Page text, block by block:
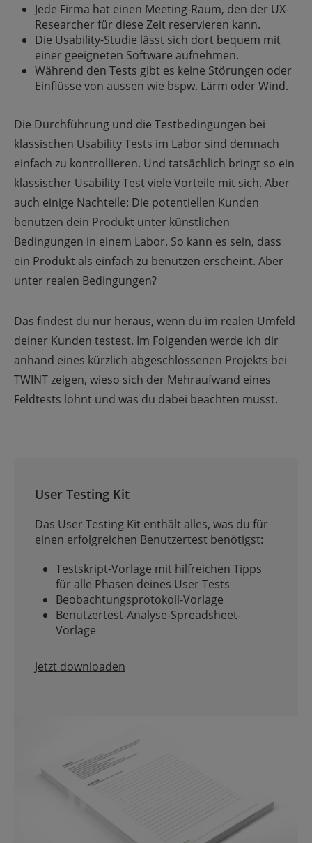
Jede Firma hat einen Meeting-Raum, den der UX-
Researcher für diese Zeit reservieren kann.
Die Usability-Studie lässt sich dort bequem mit
einer geeigneten Software aufnehmen.
Während den Tests gibt es keine Störungen oder
Einflüsse von aussen wie bspw. Lärm oder Wind.
Die Durchführung und die Testbedingungen bei
klassischen Usability Tests im Labor sind demnach
einfach zu kontrollieren. Und tatsächlich bringt so ein
klassischer Usability Test viele Vorteile mit sich. Aber
auch einige Nachteile: Die potentiellen Kunden
benutzen dein Produkt unter künstlichen
Bedingungen in einem Labor. So kann es sein, dass
ein Produkt als einfach zu benutzen erscheint. Aber
unter realen Bedingungen?
Das findest du nur heraus, wenn du im realen Umfeld
deiner Kunden testest. Im Folgenden werde ich dir
anhand eines kürzlich abgeschlossenen Projekts bei
TWINT zeigen, wieso sich der Mehraufwand eines
Feldtests lohnt und was du dabei beachten musst.
User Testing Kit
Das User Testing Kit enthält alles, was du für
einen erfolgreichen Benutzertest benötigst:
Testskript-Vorlage mit hilfreichen Tipps
für alle Phasen deines User Tests
Beobachtungsprotokoll-Vorlage
Benutzertest-Analyse-Spreadsheet-
Vorlage
Jetzt downloaden